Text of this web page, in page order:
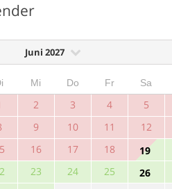
Juni 2027
Mi Do Fr Sa
2 3 4 5
9 10 11 12
16 17 18 19
23 24 25 26